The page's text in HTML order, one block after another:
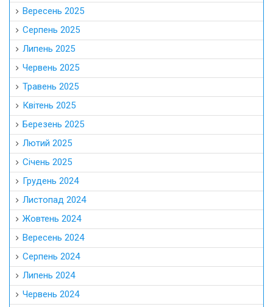
Вересень 2025
Серпень 2025
Липень 2025
Червень 2025
Травень 2025
Квітень 2025
Березень 2025
Лютий 2025
Січень 2025
Грудень 2024
Листопад 2024
Жовтень 2024
Вересень 2024
Серпень 2024
Липень 2024
Червень 2024